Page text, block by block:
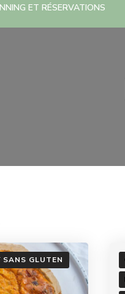
ET RÉSERVATIONS
SANS GLUTEN